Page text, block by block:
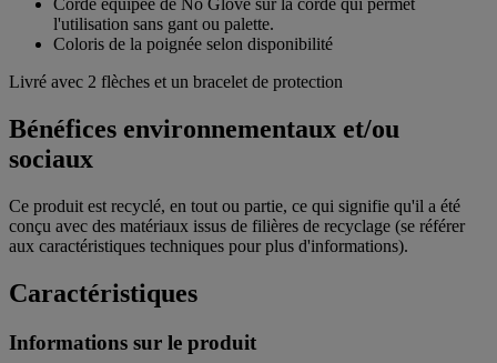
Corde équipée de No Glove sur la corde qui permet
l'utilisation sans gant ou palette.
Coloris de la poignée selon disponibilité
Livré avec 2 flèches et un bracelet de protection
Bénéfices environnementaux et/ou
sociaux
Ce produit est recyclé, en tout ou partie, ce qui signifie qu'il a été
conçu avec des matériaux issus de filières de recyclage (se référer
aux caractéristiques techniques pour plus d'informations).
Caractéristiques
Informations sur le produit